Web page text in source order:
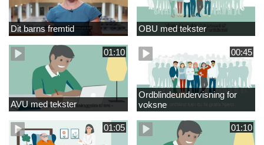
Dit barns fremtid OBU med tekster
01:10
AVU med tekster
00:45
Ordblindeundervisning for
voksne
01:05 01:10